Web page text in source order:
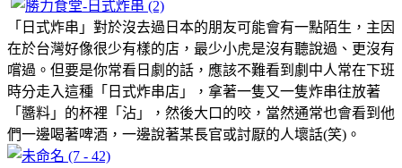
「日式炸串」對於沒去過日本的朋友可能會有一點陌生，主因
在於台灣好像很少有樣的店，最少小虎是沒有聽說過、更沒有
嚐過。但要是你常看日劇的話，應該不難看到劇中人常在下班
時分走入這種「日式炸串店」，拿著一隻又一隻炸串往放著
「醬料」的杯裡「沾」，然後大口的咬，當然通常也會看到他
們一邊喝著啤酒，一邊說著某長官或討厭的人壞話(笑)。